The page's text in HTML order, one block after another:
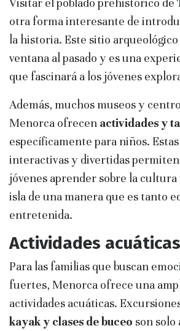
otra forma interesante de
la historia. Este sitio
ventana al pasado y es una
que fascinará a los jóvenes
Además, muchos museos y
Menorca ofrecen actividades y
específicamente para niños.
interactivas y divertidas permiten
jóvenes aprender sobre la
isla de una manera que es tanto
entretenida.
Actividades acuáticas
Para las familias que buscan
fuertes, Menorca ofrece una
actividades acuáticas.
kayak y clases de buceo son solo